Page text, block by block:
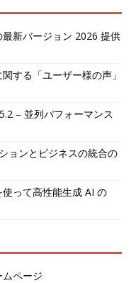
新バージョン 2026 提供
する「ユーザー様の声」
– 並列パフォーマンス
ョンとビジネスの統合の
って高性能生成 AI の
ページ